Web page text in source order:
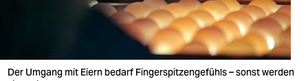
verlag
Der Umgang mit Eiern bedarf Fingerspitzengefühls – sonst werden